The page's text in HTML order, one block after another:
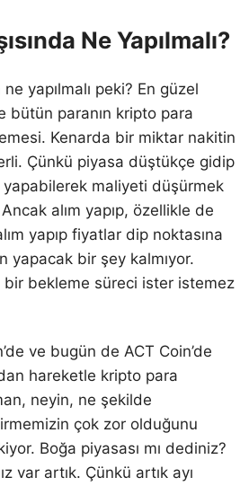
Ne Yapılmalı?
yapılmalı peki? En güzel
bütün paranın kripto para
Kenarda bir miktar nakitin
Çünkü piyasa düştükçe gidip
yapabilerek maliyeti düşürmek
alım yapıp, özellikle de
yapıp fiyatlar dip noktasına
yapacak bir şey kalmıyor.
bir bekleme süreci ister istemez
ve bugün de ACT Coin’de
hareketle kripto para
neyin, ne şekilde
çok zor olduğunu
Boğa piyasası mı dediniz?
var artık. Çünkü artık ayı